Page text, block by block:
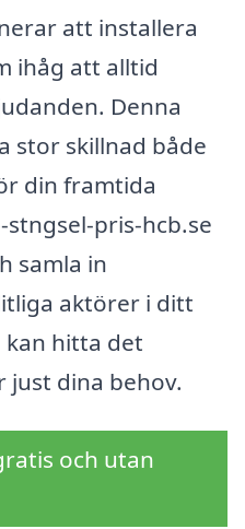
att installera
ihåg att alltid
Denna
stor skillnad både
din framtida
pris-hcb.se
samla in
aktörer i ditt
hitta det
dina behov.
och utan